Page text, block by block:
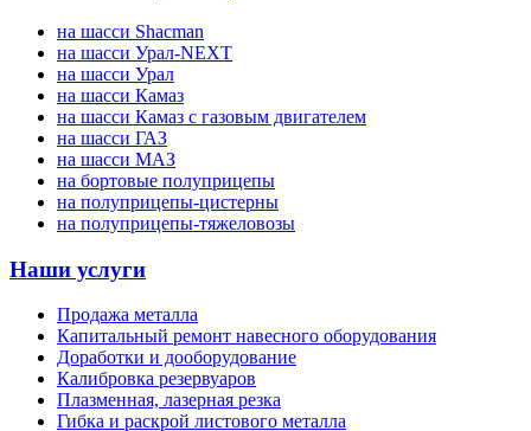
на шасси Shacman
на шасси Урал-NEXT
на шасси Урал
на шасси Камаз
на шасси Камаз с газовым двигателем
на шасси ГАЗ
на шасси МАЗ
на бортовые полуприцепы
на полуприцепы-цистерны
на полуприцепы-тяжеловозы
Наши услуги
Продажа металла
Капитальный ремонт навесного оборудования
Доработки и дооборудование
Калибровка резервуаров
Плазменная, лазерная резка
Гибка и раскрой листового металла